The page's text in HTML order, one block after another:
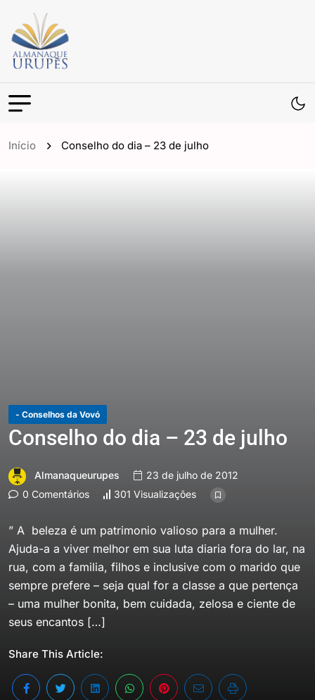
Início Conselho do dia – 23 de julho
- Conselhos da Vovó
Conselho do dia – 23 de julho
Almanaqueurupes
23 de julho de 2012
0 Comentários
301 Visualizações
” A beleza é um patrimonio valioso para a mulher.
Ajuda-a a viver melhor em sua luta diaria fora do lar, na
rua, com a familia, filhos e inclusive com o marido que
sempre prefere – seja qual for a classe a que pertença
– uma mulher bonita, bem cuidada, zelosa e ciente de
seus encantos […]
Share This Article: